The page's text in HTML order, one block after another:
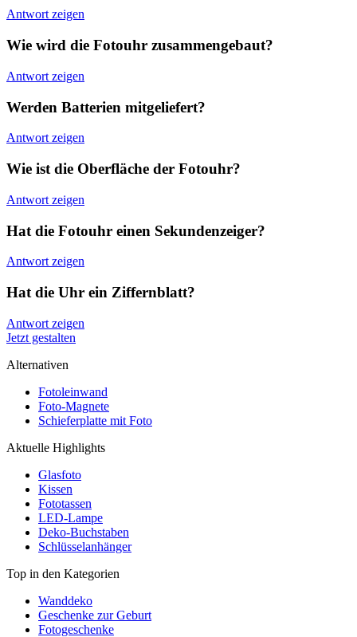
Antwort zeigen
Wie wird die Fotouhr zusammengebaut?
Antwort zeigen
Werden Batterien mitgeliefert?
Antwort zeigen
Wie ist die Oberfläche der Fotouhr?
Antwort zeigen
Hat die Fotouhr einen Sekundenzeiger?
Antwort zeigen
Hat die Uhr ein Ziffernblatt?
Antwort zeigen
Jetzt gestalten
Alternativen
Fotoleinwand
Foto-Magnete
Schieferplatte mit Foto
Aktuelle Highlights
Glasfoto
Kissen
Fototassen
LED-Lampe
Deko-Buchstaben
Schlüsselanhänger
Top in den Kategorien
Wanddeko
Geschenke zur Geburt
Fotogeschenke